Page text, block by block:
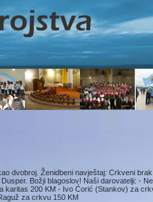
dvobroj. Ženidbeni navještaj: Crkveni
Božji blagoslov! Naši darovatelji: -
karitas 200 KM - Ivo Ćorić (Stankov) za
za crkvu 150 KM